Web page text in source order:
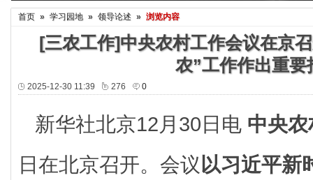
首页 » 学习园地 » 领导论述 » 浏览内容
[三农工作]中央农村工作会议在京
农”工作作出重要
2025-12-30 11:39 276 0
新华社北京12月30日电 中央
日在北京召开。会议以习近平新